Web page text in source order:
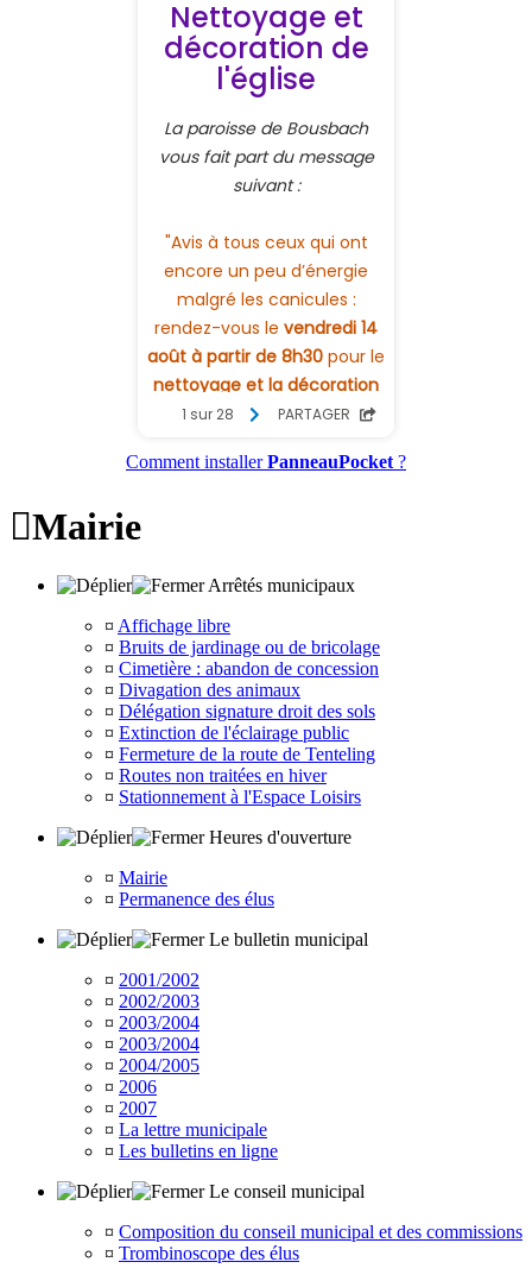
Comment installerPanneauPocket ?
Mairie
Arrêtés municipaux
¤ Affichage libre
¤ Bruits de jardinage ou de bricolage
¤ Cimetière : abandon de concession
¤ Divagation des animaux
¤ Délégation signature droit des sols
¤ Extinction de l'éclairage public
¤ Fermeture de la route de Tenteling
¤ Routes non traitées en hiver
¤ Stationnement à l'Espace Loisirs
Heures d'ouverture
¤ Mairie
¤ Permanence des élus
Le bulletin municipal
¤ 2001/2002
¤ 2002/2003
¤ 2003/2004
¤ 2003/2004
¤ 2004/2005
¤ 2006
¤ 2007
¤ La lettre municipale
¤ Les bulletins en ligne
Le conseil municipal
¤ Composition du conseil municipal et des commissions
¤ Trombinoscope des élus